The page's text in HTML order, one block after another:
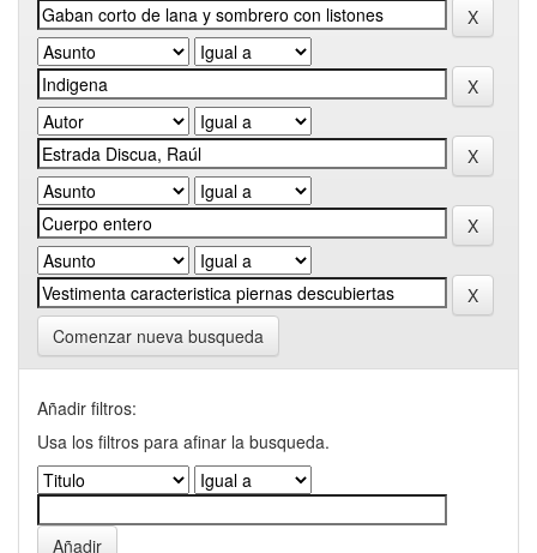
Comenzar nueva busqueda
Añadir filtros:
Usa los filtros para afinar la busqueda.